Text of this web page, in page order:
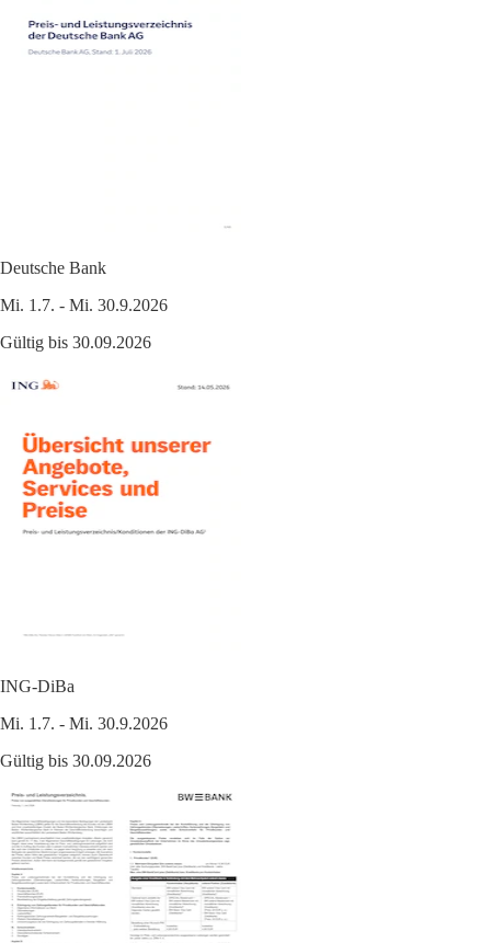
Deutsche Bank
Mi. 1.7. - Mi. 30.9.2026
Gültig bis 30.09.2026
ING-DiBa
Mi. 1.7. - Mi. 30.9.2026
Gültig bis 30.09.2026